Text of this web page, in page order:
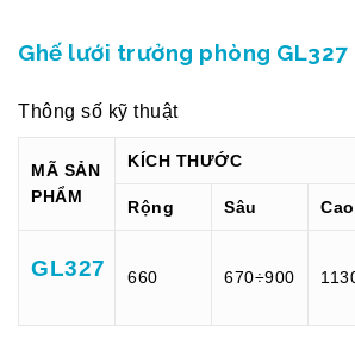
Ghế lưới trưởng phòng GL327
Thông số kỹ thuật
MÃ SẢN
PHẨM
KÍCH THƯỚC
Rộng Sâu Cao
GL327 660 670÷900